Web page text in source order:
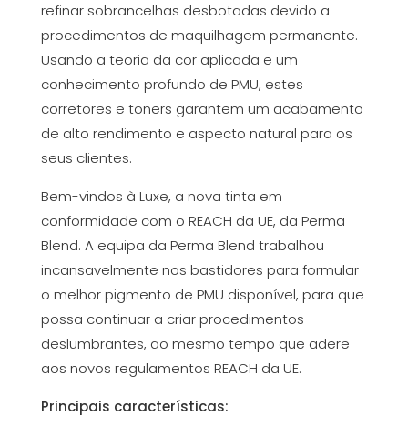
refinar sobrancelhas desbotadas devido a
procedimentos de maquilhagem permanente.
Usando a teoria da cor aplicada e um
conhecimento profundo de PMU, estes
corretores e toners garantem um acabamento
de alto rendimento e aspecto natural para os
seus clientes.
Bem-vindos à Luxe, a nova tinta em
conformidade com o REACH da UE, da Perma
Blend. A equipa da Perma Blend trabalhou
incansavelmente nos bastidores para formular
o melhor pigmento de PMU disponível, para que
possa continuar a criar procedimentos
deslumbrantes, ao mesmo tempo que adere
aos novos regulamentos REACH da UE.
Principais características: